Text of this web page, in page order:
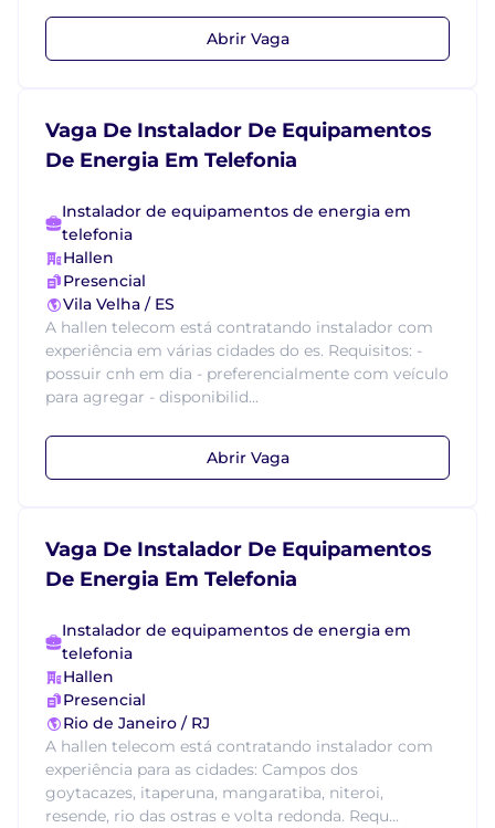
Abrir Vaga
Vaga De Instalador De Equipamentos
De Energia Em Telefonia
Instalador de equipamentos de energia em
telefonia
Hallen
Presencial
Vila Velha / ES
A hallen telecom está contratando instalador com
experiência em várias cidades do es. Requisitos: -
possuir cnh em dia - preferencialmente com veículo
para agregar - disponibilid...
Abrir Vaga
Vaga De Instalador De Equipamentos
De Energia Em Telefonia
Instalador de equipamentos de energia em
telefonia
Hallen
Presencial
Rio de Janeiro / RJ
A hallen telecom está contratando instalador com
experiência para as cidades: Campos dos
goytacazes, itaperuna, mangaratiba, niteroi,
resende, rio das ostras e volta redonda. Requ...